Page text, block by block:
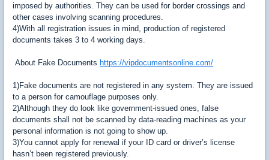
imposed by authorities. They can be used for border crossings and
other cases involving scanning procedures.
4)With all registration issues in mind, production of registered
documents takes 3 to 4 working days.
About Fake Documents https://vipdocumentsonline.com/
1)Fake documents are not registered in any system. They are issued
to a person for camouflage purposes only.
2)Although they do look like government-issued ones, false
documents shall not be scanned by data-reading machines as your
personal information is not going to show up.
3)You cannot apply for renewal if your ID card or driver’s license
hasn’t been registered previously.